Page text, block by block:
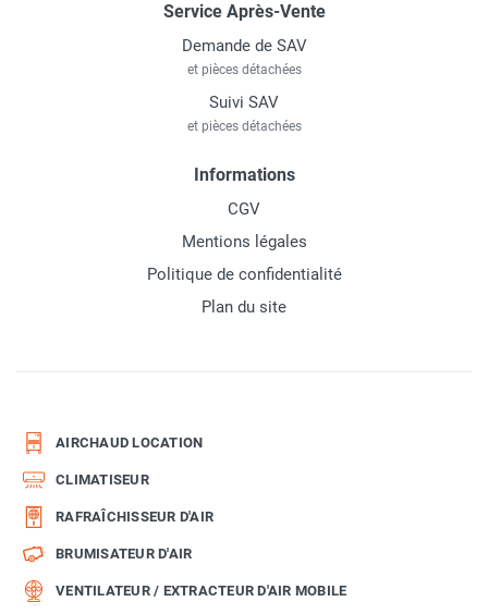
Service Après-Vente
Demande de SAV
et pièces détachées
Suivi SAV
et pièces détachées
Informations
CGV
Mentions légales
Politique de confidentialité
Plan du site
AIRCHAUD LOCATION
CLIMATISEUR
RAFRAÎCHISSEUR D'AIR
BRUMISATEUR D'AIR
VENTILATEUR / EXTRACTEUR D'AIR MOBILE